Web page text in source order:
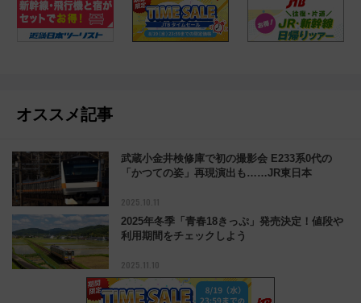
オススメ記事
武蔵小金井検修庫で初の撮影会 E233系0代の
「かつての姿」再現演出も……JR東日本
2025.10.11
2025年冬季「青春18きっぷ」発売決定！値段や
利用期間をチェックしよう
2025.11.10